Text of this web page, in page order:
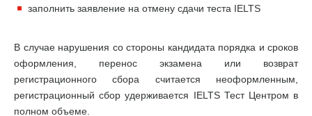
заполнить заявление на отмену сдачи теста IELTS
В случае нарушения со стороны кандидата порядка и сроков
оформления, перенос экзамена или возврат
регистрационного сбора считается неоформленным,
регистрационный сбор удерживается IELTS Тест Центром в
полном объеме.